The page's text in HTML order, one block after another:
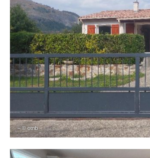
– © otnb